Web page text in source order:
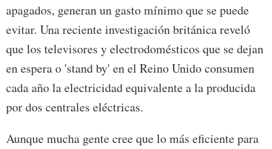
apagados, generan un gasto mínimo que se puede
evitar. Una reciente investigación británica reveló
que los televisores y electrodomésticos que se dejan
en espera o 'stand by' en el Reino Unido consumen
cada año la electricidad equivalente a la producida
por dos centrales eléctricas.
Aunque mucha gente cree que lo más eficiente para